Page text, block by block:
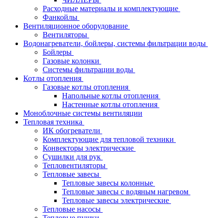
Расходные материалы и комплектующие
Фанкойлы
Вентиляционное оборудование
Вентиляторы
Водонагреватели, бойлеры, системы фильтрации воды
Бойлеры
Газовые колонки
Системы фильтрации воды
Котлы отопления
Газовые котлы отопления
Напольные котлы отопления
Настенные котлы отопления
Моноблочные системы вентиляции
Тепловая техника
ИК обогреватели
Комплектующие для тепловой техники
Конвекторы электрические
Сушилки для рук
Тепловентиляторы
Тепловые завесы
Тепловые завесы колонные
Тепловые завесы с водяным нагревом
Тепловые завесы электрические
Тепловые насосы